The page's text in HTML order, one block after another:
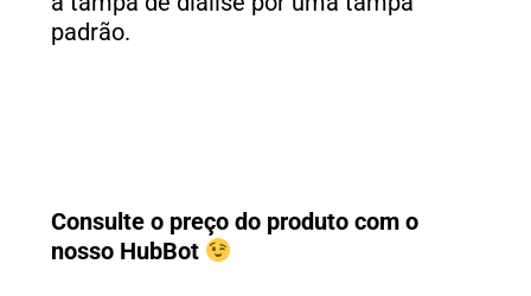
padrão.
Consulte o preço do produto com o
nosso HubBot